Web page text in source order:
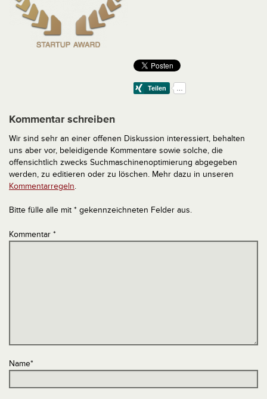
Kommentar schreiben
Wir sind sehr an einer offenen Diskussion interessiert, behalten
uns aber vor, beleidigende Kommentare sowie solche, die
offensichtlich zwecks Suchmaschinenoptimierung abgegeben
werden, zu editieren oder zu löschen. Mehr dazu in unseren
Kommentarregeln.
Bitte fülle alle mit * gekennzeichneten Felder aus.
Kommentar *
Name*